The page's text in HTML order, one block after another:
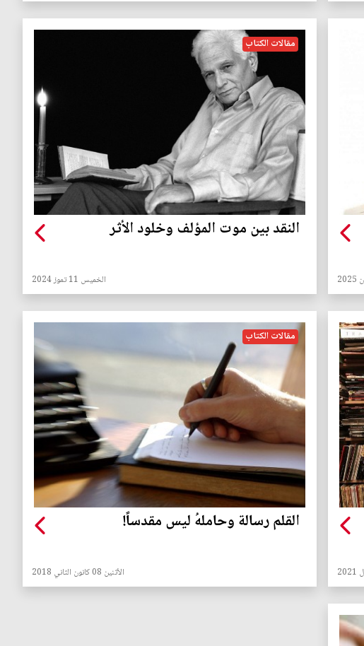
مقالات الكتاب
النقد بين موت المؤلف وخلود الأثر
الخميس 11 تموز 2024
مقالات الكتاب
القلم رسالة وحاملهُ ليس مقدساً!
الأثنين 08 كانون الثاني 2018